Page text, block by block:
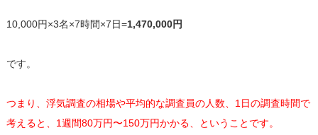
10,000円×3名×7時間×7日=1,470,000円
です。
つまり、浮気調査の相場や平均的な調査員の人数、1日の調査時間で
考えると、1週間80万円〜150万円かかる、ということです。